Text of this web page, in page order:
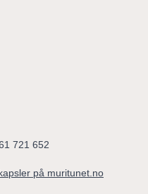
721 652
på muritunet.no